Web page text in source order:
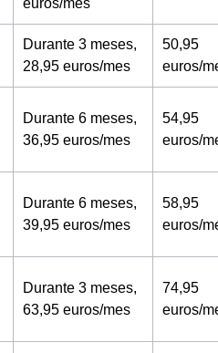
euros/mes
Durante 3 meses,
28,95 euros/mes
50,95
euros/
Durante 6 meses,
36,95 euros/mes
54,95
euros/
Durante 6 meses,
39,95 euros/mes
58,95
euros/
Durante 3 meses,
63,95 euros/mes
74,95
euros/